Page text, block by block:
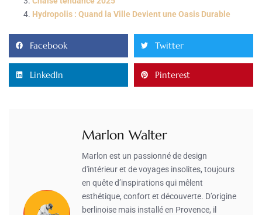
Hydropolis : Quand la Ville Devient une Oasis Durable
Facebook Twitter
LinkedIn Pinterest
Marlon Walter
Marlon est un passionné de design
d'intérieur et de voyages insolites, toujours
en quête d’inspirations qui mêlent
esthétique, confort et découverte. D’origine
berlinoise mais installé en Provence, il